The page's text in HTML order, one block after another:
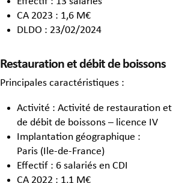
CA 2023 : 1,6 M€
DLDO : 23/02/2024
Restauration et débit de boissons
Principales caractéristiques :
Activité : Activité de restauration et
de débit de boissons – licence IV
Implantation géographique :
Paris (Ile-de-France)
Effectif : 6 salariés en CDI
CA 2022 : 1,1 M€